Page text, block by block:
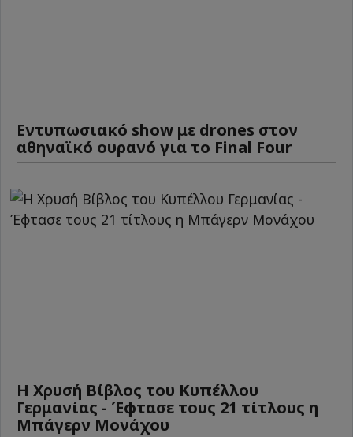
Εντυπωσιακό show με drones στον
αθηναϊκό ουρανό για το Final Four
Η Χρυσή Βίβλος του Κυπέλλου
Γερμανίας - Έφτασε τους 21 τίτλους η
Μπάγερν Μονάχου